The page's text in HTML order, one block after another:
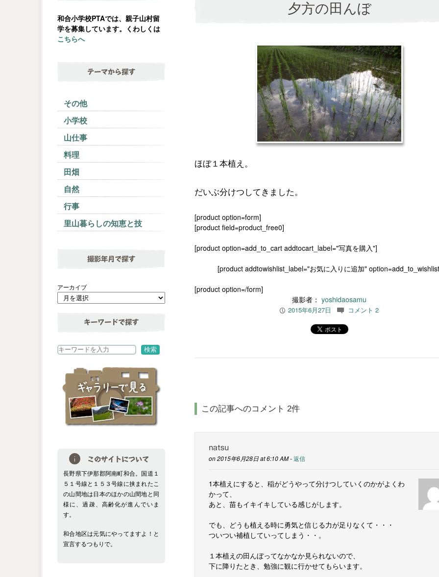
夕方の田んぼ
ほぼ１本植え。
だいぶ分けつしてきました。
[product option=form]
[product field=product_free0]
[product option=add_to_cart addtocart_label="写真を購入"]
[product addtowishlist_label="お気に入りに追加"
[product option=/form]
撮影者： yoshidaosamu
P 2015年6月27日 c コメント 2
この記事へのコメント 2件
natsu
on 2015年6月28日 at 6:10 AM -返信
1本植えにすると、稲がどうやって分けつしていくのかがよくわ
かって、
あと、苗もイキイキしている感じがします。
でも、どうも植える時に勇気と信じる力が足りなくて・・・
ついつい補植していってしまう・・。
１本植えの田んぼってなかなか見られないので、
下に降りたとき、勉強に観に行かせてもらいます。
和合小学校PTAでは、親子山村留
学を募集しています。くわしくは
こちらへ
テーマから探す
その他
小学校
山仕事
料理
田畑
自然
行事
里山暮らしの知恵と技
撮影年月で探す
アーカイブ
キーワードで探す
検
検索
このサイトについて
長野県下伊那郡阿南町和合。国道１
５１号線と１５３号線に挟まれたこ
の山間地は日本のほかの山間地と同
様に、過疎、高齢化が進んでいま
す。
和合地区は元気にやってますよ！と
宣言するつもりで。